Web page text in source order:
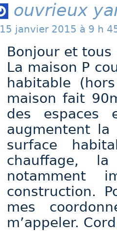
ouvrieux
15 janvier 2015 à 9 h
Bonjour et
La maison P
habitable
maison fait
des espaces
augmentent
surface
chauffage,
notamment
construction.
mes
m’appeler.